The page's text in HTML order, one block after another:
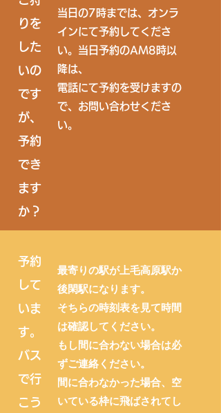
りを
した
いの
です
が、
​予約
でき
ます
か？
当日の7時までは、オンラ
インにて予約してくださ
い。当日予約のAM8時以
降は、
​電話にて予約を受けますの
で、お問い合わせくださ
い。
予約
して
いま
す。
​バス
で行
こう
最寄りの駅が上毛高原駅か
後閑駅になります。
そちらの時刻表を見て時間
は確認してください。
もし間に合わない場合は必
ずご連絡ください。
​間に合わなかった場合、空
いている枠に飛ばされてし